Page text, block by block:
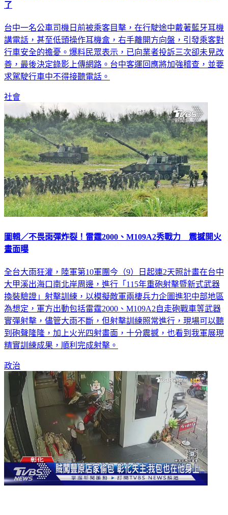
了
台中一名公車司機日前被乘客目擊，在行駛途中戴著藍牙耳機
講電話，甚至低頭操作耳機盒，右手離開方向盤，引發乘客對
行車安全的擔憂。爆料民眾表示，已向業者投訴三次卻未見改
善，最後決定錄影上傳網路。台中客運回應將加強稽查，並要
求駕駛行車中不得接聽電話。
社會
圖輯／不畏雨彈炸裂！雷霆2000、M109A2秀戰力 震撼開火
畫面曝
全台大雨狂灌，陸軍第10軍團今（9）日起連2天照計畫在台中
大甲溪出海口南北岸周邊，進行「115年重砲射擊暨新式武器
換裝驗證」射擊訓練，以模擬敵軍兩棲兵力企圖進犯中部地區
為想定，軍方出動包括雷霆2000、M109A2自走砲戰車等武器
實彈射擊，儘管大雨不斷，但射擊訓練照常進行，現場可以聽
到砲聲隆隆，加上火光四射畫面，十分震撼，也看到我軍展現
精實訓練成果，順利完成射擊。
政治